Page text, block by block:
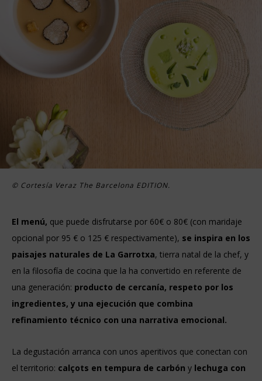
© Cortesía Veraz The Barcelona EDITION.
El menú, que puede disfrutarse por 60€ o 80€ (con maridaje
opcional por 95 € o 125 € respectivamente), se inspira en los
paisajes naturales de La Garrotxa, tierra natal de la chef, y
en la filosofía de cocina que la ha convertido en referente de
una generación: producto de cercanía, respeto por los
ingredientes, y una ejecución que combina
refinamiento técnico con una narrativa emocional.
La degustación arranca con unos aperitivos que conectan con
el territorio: calçots en tempura de carbón y lechuga con